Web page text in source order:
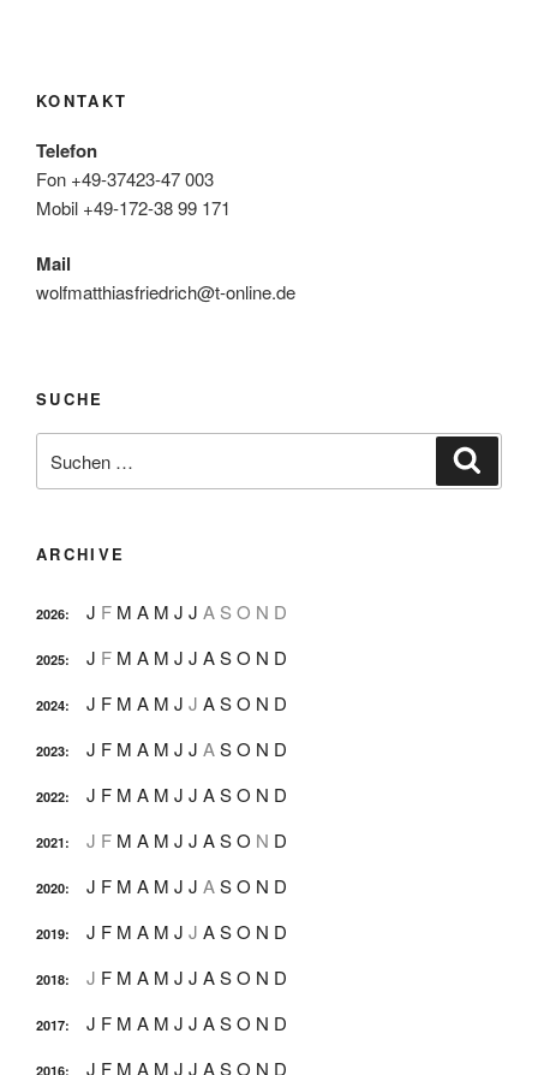
KONTAKT
Telefon
Fon +49-37423-47 003
Mobil +49-172-38 99 171
Mail
wolfmatthiasfriedrich@t-online.de
SUCHE
nach:
ARCHIVE
2026: J F M A M J J A S O N D
2025: J F M A M J J ASO N D
2024: J F M A M J J ASO N D
2023: J F M A M J J ASO N D
2022: J F M A M J J ASO N D
2021: J F M A M J J ASO N D
2020: J F M A M J J ASO N D
2019: J F M A M J J ASO N D
2018: J F M A M J J ASO N D
2017: J F M A M J J ASO N D
2016: J F M A M J J ASO N D